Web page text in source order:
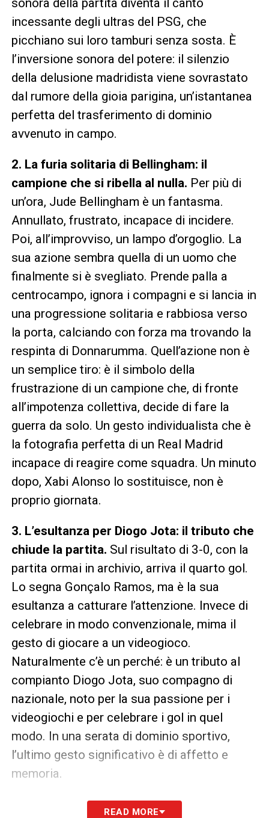
incessante degli ultras del PSG, che
picchiano sui loro tamburi senza sosta. È
l’inversione sonora del potere: il silenzio
della delusione madridista viene sovrastato
dal rumore della gioia parigina, un’istantanea
perfetta del trasferimento di dominio
avvenuto in campo.
2. La furia solitaria di Bellingham: il
campione che si ribella al nulla. Per più di
un’ora, Jude Bellingham è un fantasma.
Annullato, frustrato, incapace di incidere.
Poi, all’improvviso, un lampo d’orgoglio. La
sua azione sembra quella di un uomo che
finalmente si è svegliato. Prende palla a
centrocampo, ignora i compagni e si lancia in
una progressione solitaria e rabbiosa verso
la porta, calciando con forza ma trovando la
respinta di Donnarumma. Quell’azione non è
un semplice tiro: è il simbolo della
frustrazione di un campione che, di fronte
all’impotenza collettiva, decide di fare la
guerra da solo. Un gesto individualista che è
la fotografia perfetta di un Real Madrid
incapace di reagire come squadra. Un minuto
dopo, Xabi Alonso lo sostituisce, non è
proprio giornata.
3. L’esultanza per Diogo Jota: il tributo che
chiude la partita. Sul risultato di 3-0, con la
partita ormai in archivio, arriva il quarto gol.
Lo segna Gonçalo Ramos, ma è la sua
esultanza a catturare l’attenzione. Invece di
celebrare in modo convenzionale, mima il
gesto di giocare a un videogioco.
Naturalmente c’è un perché: è un tributo al
compianto Diogo Jota, suo compagno di
nazionale, noto per la sua passione per i
videogiochi e per celebrare i gol in quel
modo. In una serata di dominio sportivo,
l’ultimo gesto significativo è di affetto e
memoria.
LA PLAYLIST DELLE NOSTRE TOP NEWS
READ MORE